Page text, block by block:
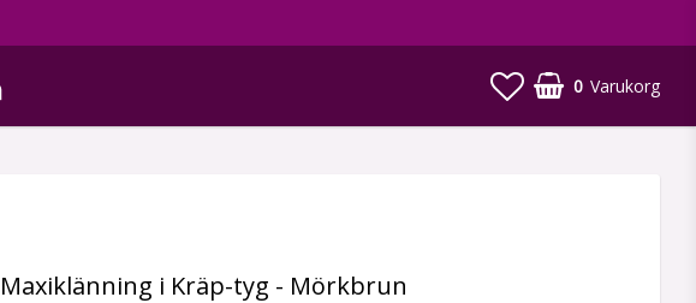
0 Varukorg
Maxiklänning i Kräp-tyg - Mörkbrun